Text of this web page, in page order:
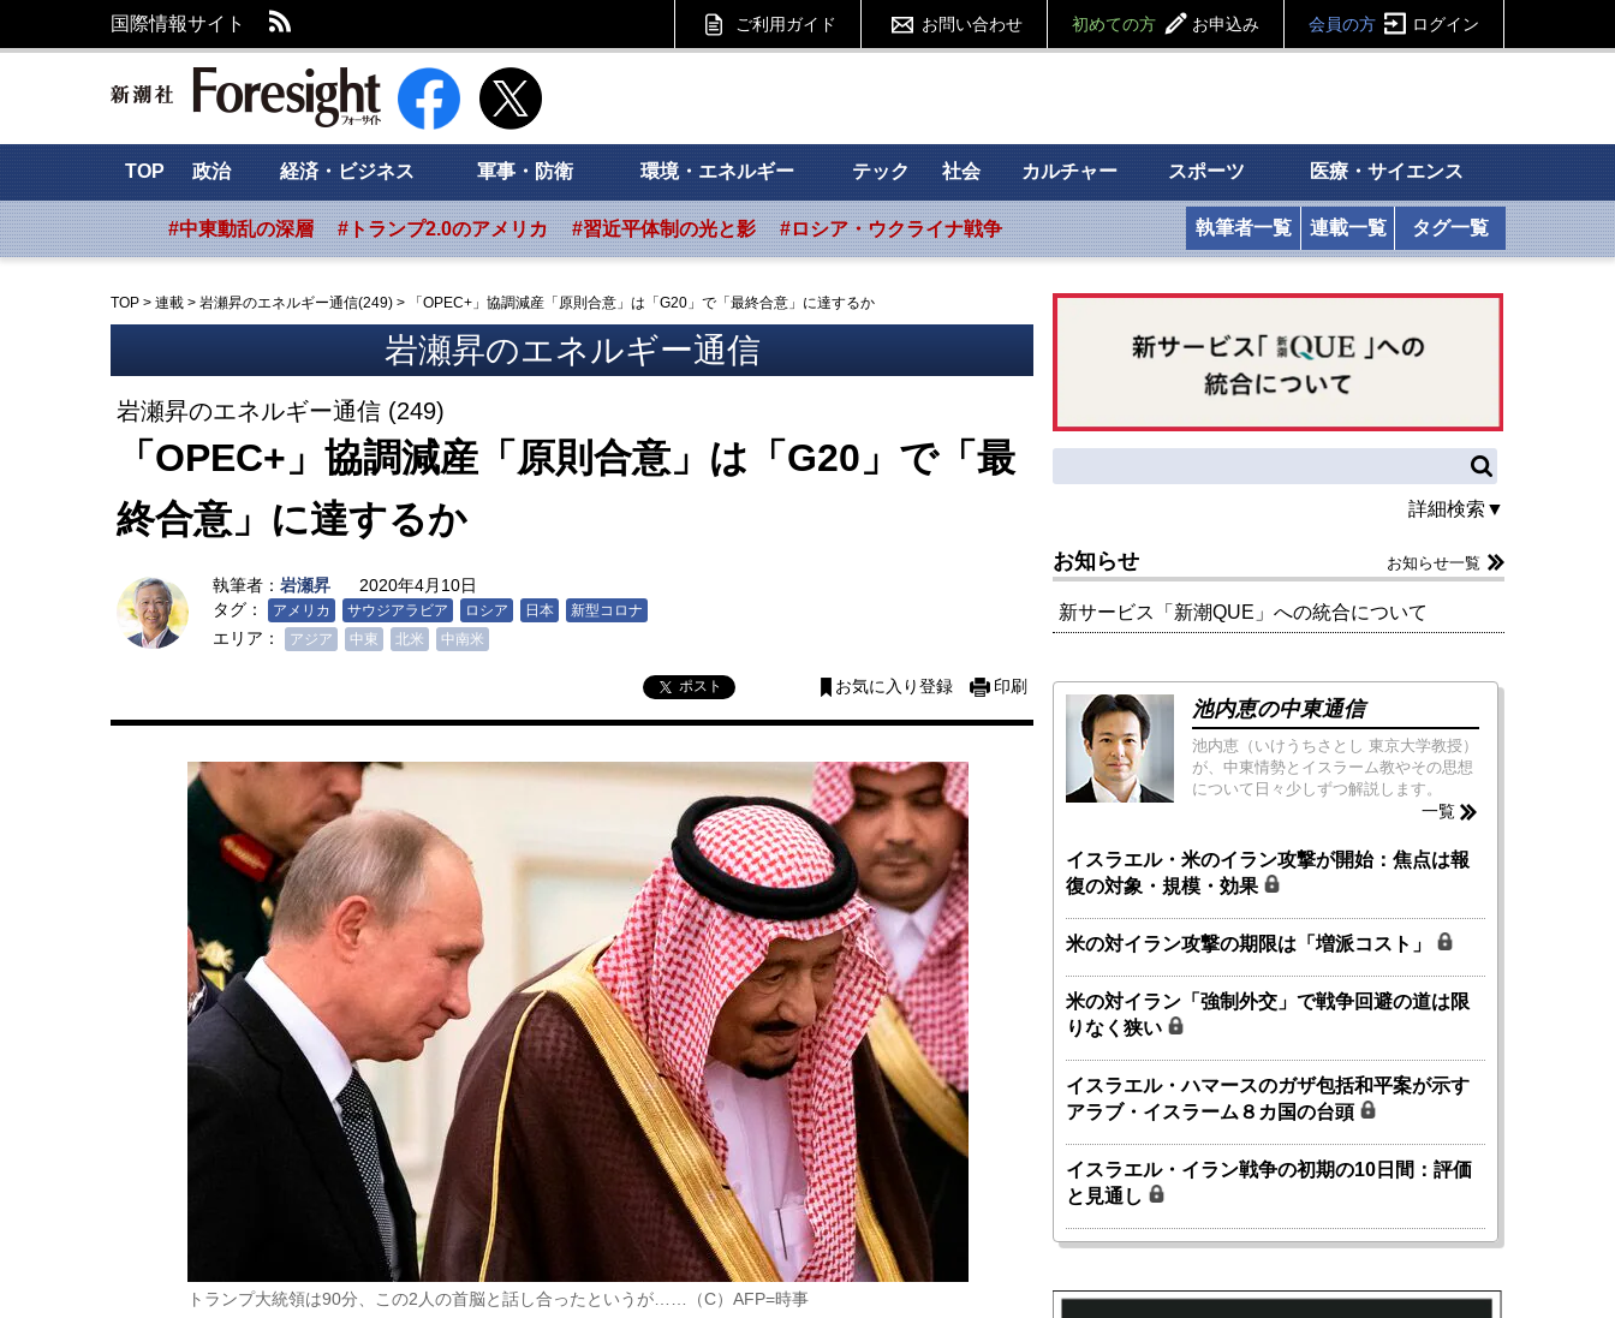
国際情報サイト ご利用ガイド お問い合わせ 初めての方 お申込み 会員の方 ログイン
新潮社 Foresight フォーサイト
TOP 政治 経済・ビジネス 軍事・防衛 環境・エネルギー テック 社会 カルチャー スポーツ 医療・サイエンス
#中東動乱の深層 #トランプ2.0のアメリカ #習近平体制の光と影 #ロシア・ウクライナ戦争 執筆者一覧 連載一覧 タグ一覧
TOP > 連載 > 岩瀬昇のエネルギー通信(249) > 「OPEC+」協調減産「原則合意」は「G20」で「最終合意」に達するか
岩瀬昇のエネルギー通信
岩瀬昇のエネルギー通信 (249)
「OPEC+」協調減産「原則合意」は「G20」で「最
終合意」に達するか
執筆者： 岩瀬昇
2020年4月10日
タグ：
アメリカ サウジアラビア ロシア 日本 新型コロナ
エリア： アジア 中東 北米 中南米
ポスト お気に入り登録 印刷
トランプ大統領は90分、この2人の首脳と話し合ったというが……（C）AFP=時事
詳細検索▼
お知らせ お知らせ一覧
新サービス「新潮QUE」への統合について
池内恵の中東通信
池内恵（いけうちさとし 東京大学教授）
が、中東情勢とイスラーム教やその思想
について日々少しずつ解説します。
一覧
イスラエル・米のイラン攻撃が開始：焦点は報
復の対象・規模・効果
米の対イラン攻撃の期限は「増派コスト」
米の対イラン「強制外交」で戦争回避の道は限
りなく狭い
イスラエル・ハマースのガザ包括和平案が示す
アラブ・イスラーム８カ国の台頭
イスラエル・イラン戦争の初期の10日間：評価
と見通し